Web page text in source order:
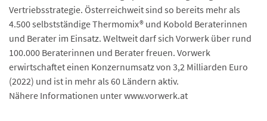
Vertriebsstrategie. Österreichweit sind so bereits mehr als
4.500 selbstständige Thermomix® und Kobold Beraterinnen
und Berater im Einsatz. Weltweit darf sich Vorwerk über rund
100.000 Beraterinnen und Berater freuen. Vorwerk
erwirtschaftet einen Konzernumsatz von 3,2 Milliarden Euro
(2022) und ist in mehr als 60 Ländern aktiv.
Nähere Informationen unter www.vorwerk.at